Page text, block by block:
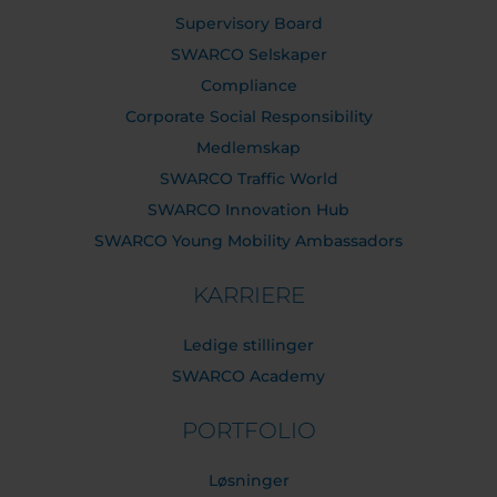
Supervisory Board
SWARCO Selskaper
Compliance
Corporate Social Responsibility
Medlemskap
SWARCO Traffic World
SWARCO Innovation Hub
SWARCO Young Mobility Ambassadors
KARRIERE
Ledige stillinger
SWARCO Academy
PORTFOLIO
Løsninger